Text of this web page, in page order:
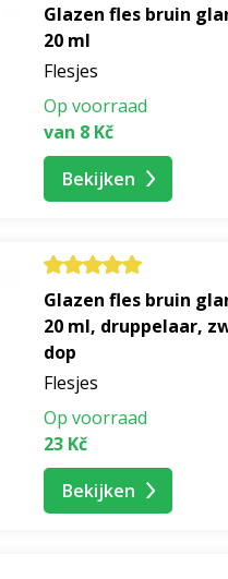
Glazen fles bruin
20 ml
Flesjes
Op voorraad
van 8 Kč
Bekijken
Glazen fles bruin
20 ml, druppelaar,
dop
Flesjes
Op voorraad
23 Kč
Bekijken